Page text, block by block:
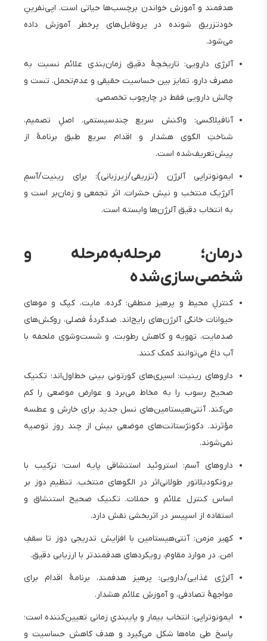
هدفمند و آموزشِ خواندن برچسب‌ها حیاتی است. اپی‌نفرینِ
خودتزریق‌ شونده در پروفایل‌های پرخطر آموزش داده
می‌شود.
آلرژی دارویی: تاریخچهٔ دقیق زمان‌بندی علائم نسبت به
مصرف دارو، تمایز بین حساسیت حقیقی و عدم‌تحمل. تست و
چالش دارویی فقط در چارچوب تخصصی.
آنافیلاکسی: واکنش سریع چندسیستمی. اصلِ تصمیم،
شناختِ الگوی هشدار و اقدام سریع طبق برنامهٔ از
پیش‌تعریف‌شده است.
ایمونوتراپی آلرژن (تزریقی/زیرزبانی): برای رینیت/آسمِ
آلرژیک منتخب و نیش حشرات. اثر تجمعی و زمان‌بر است و
به انتخاب دقیق آلرژن‌ها وابسته است.
درمان؛ مرحله‌به‌مرحله و
شخصی‌سازی‌شده
کنترلِ محیط و پرهیز منطقی: گرده، مایت، کپک و موهای
حیوانات خانگی آلرژن‌های رایج‌اند. ضدگردهٔ فصلی، روکش‌های
ضدمایت، تهویه و کاهش رطوبت، و شست‌وشوی ملحفه با
آب داغ می‌توانند کمک کنند.
داروهای رینیت: اسپری‌های کورتونی بینی خط‌اول‌اند؛ تکنیک
صحیح رسوب را به مخاط می‌برد و عوارض موضعی را کم
می‌کند. آنتی‌هیستامین‌های نسل جدید برای خارش و عطسه
مؤثرند. دکونژستانت‌های موضعی بیش از چند روز توصیه
نمی‌شوند.
داروهای آسم: استروئید استنشاقی پایه است؛ ترکیب با
برونکودیلاتور طولانی‌اثر در الگوهای منتخب. تنظیم دوز بر
اساس کنترل علائم و حملات. تکنیک صحیح استنشاق و
استفاده از اسپیسر در اثربخشی نقش دارد.
کهیر مزمن: آنتی‌هیستامین با افزایش تدریجی دوز تا سقفِ
امن. در موارد مقاوم، رویکردهای هدفمندتر با ارزیابی دقیق.
آلرژی غذایی/دارویی: پرهیز هدفمند، برنامهٔ اقدام برای
مواجههٔ تصادفی، و آموزشِ علائم هشدار.
ایمونوتراپی: انتخاب بیمار و پایبندیِ زمانی تعیین‌کننده است؛
پاسخ طی ماه‌ها شکل می‌گیرد و هدف کاهش حساسیت و